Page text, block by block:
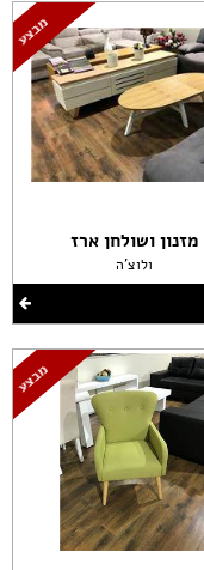
מזנון ושולחן ארז
ולוצ'ה